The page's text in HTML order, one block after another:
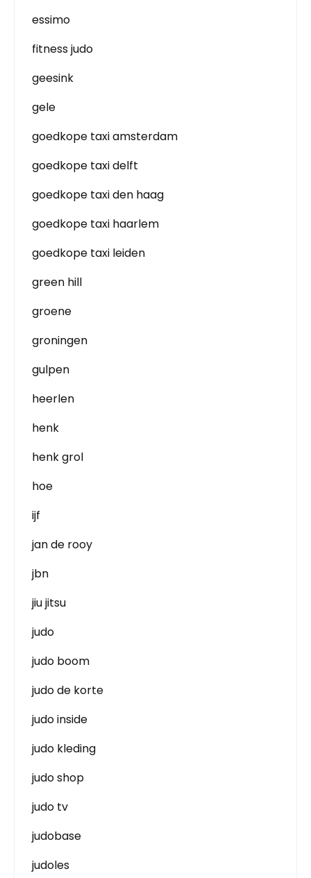
essimo
fitness judo
geesink
gele
goedkope taxi amsterdam
goedkope taxi delft
goedkope taxi den haag
goedkope taxi haarlem
goedkope taxi leiden
green hill
groene
groningen
gulpen
heerlen
henk
henk grol
hoe
ijf
jan de rooy
jbn
jiu jitsu
judo
judo boom
judo de korte
judo inside
judo kleding
judo shop
judo tv
judobase
judoles